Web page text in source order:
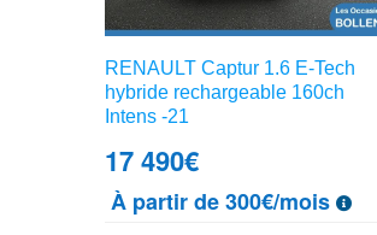
RENAULT Captur 1.6 E-Tech
hybride rechargeable 160ch
Intens -21
17 490€
À partir de 300€/mois